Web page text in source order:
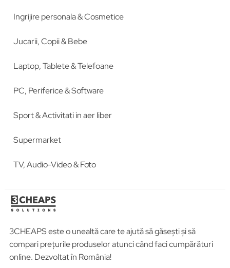
Ingrijire personala & Cosmetice
Jucarii, Copii & Bebe
Laptop, Tablete & Telefoane
PC, Periferice & Software
Sport & Activitati in aer liber
Supermarket
TV, Audio-Video & Foto
3CHEAPS este o unealtă care te ajută să găsești și să
compari prețurile produselor atunci când faci cumpărături
online. Dezvoltat în România!